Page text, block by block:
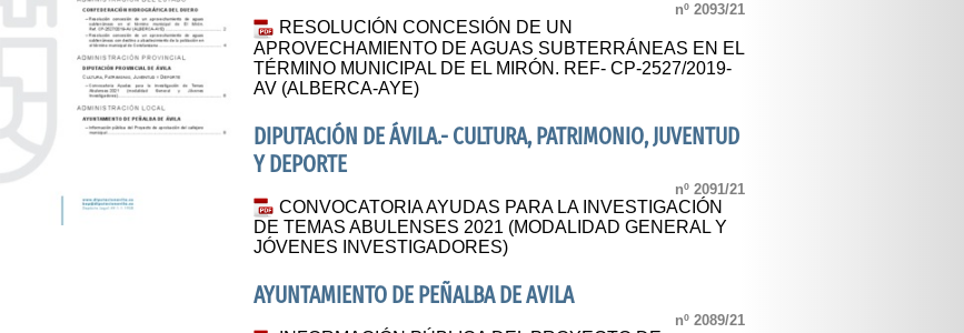
nº 2093/21
RESOLUCIÓN CONCESIÓN DE UN
APROVECHAMIENTO DE AGUAS SUBTERRÁNEAS EN EL
TÉRMINO MUNICIPAL DE EL MIRÓN. REF- CP-2527/2019-
AV (ALBERCA-AYE)
DIPUTACIÓN DE ÁVILA.- CULTURA, PATRIMONIO, JUVENTUD
Y DEPORTE
nº 2091/21
CONVOCATORIA AYUDAS PARA LA INVESTIGACIÓN
DE TEMAS ABULENSES 2021 (MODALIDAD GENERAL Y
JÓVENES INVESTIGADORES)
AYUNTAMIENTO DE PEÑALBA DE AVILA
nº 2089/21